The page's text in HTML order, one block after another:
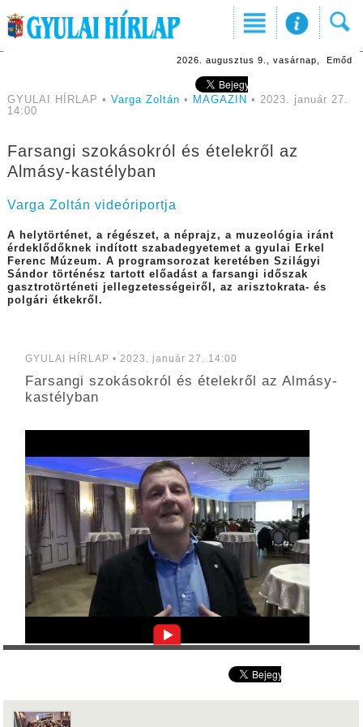
2026. augusztus 9., vasárnap, Emőd
GYULAI HÍRLAP • Varga Zoltán • MAGAZIN • 2023. január 27.
14:00
Farsangi szokásokról és ételekről az
Almásy-kastélyban
Varga Zoltán videóriportja
A helytörténet, a régészet, a néprajz, a muzeológia iránt
érdeklődőknek indított szabadegyetemet a gyulai Erkel
Ferenc Múzeum. A programsorozat keretében Szilágyi
Sándor történész tartott előadást a farsangi időszak
gasztrotörténeti jellegzetességeiről, az arisztokrata- és
polgári étkekről.
GYULAI HÍRLAP • 2023. január 27. 14:00
Farsangi szokásokról és ételekről az Almásy-
kastélyban